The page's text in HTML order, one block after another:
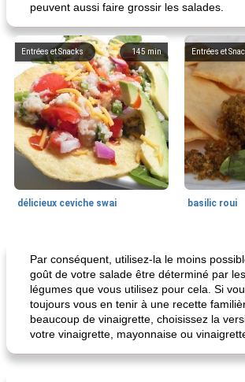
peuvent aussi faire grossir les salades.
145 min
Entrées et Snacks
délicieux ceviche swai
Entrées et
basilic roui
Par conséquent, utilisez-la le moins
goût de votre salade être déterminé par
légumes que vous utilisez pour cela. Si
toujours vous en tenir à une recette
beaucoup de vinaigrette, choisissez la
votre vinaigrette, mayonnaise ou